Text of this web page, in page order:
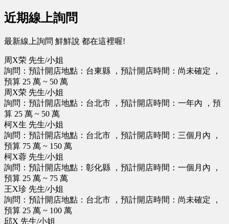
近期線上詢問
最新線上詢問 鮮鮮說 都在這裡喔!
周X荣 先生/小姐
詢問：預計開店地點：台東縣 ，預計開店時間：尚未確定 ，
預算 25 萬 ~ 50 萬
周X荣 先生/小姐
詢問：預計開店地點：台北市 ，預計開店時間：一年內 ，預
算 25 萬 ~ 50 萬
柯X生 先生/小姐
詢問：預計開店地點：台北市 ，預計開店時間：三個月內 ，
預算 75 萬 ~ 150 萬
柯X蓉 先生/小姐
詢問：預計開店地點：彰化縣 ，預計開店時間：一個月內 ，
預算 25 萬 ~ 75 萬
王X珍 先生/小姐
詢問：預計開店地點：台北市 ，預計開店時間：尚未確定 ，
預算 25 萬 ~ 100 萬
邱X 先生/小姐